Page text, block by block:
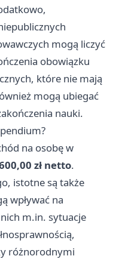
mogą liczyć
obowiązku
które nie mają
mogą ubiegać
nauki.
na osobę w
zł netto.
istotne są także
wpływać na
m.in. sytuacje
różnorodnymi